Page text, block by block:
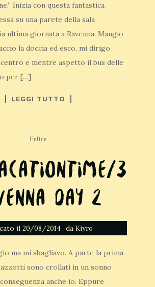
Inizia con questa fantastica
su una parete della sala
ultima giornata a Ravenna. Mangio
la doccia ed esco, mi dirigo
centro e mentre aspetto il bus delle
per […]
LEGGI TUTTO
Felice
3
Day 2
il 20/08/2014 da Kiyro
ma mi sbagliavo. A parte la prima
sono crollati in un sonno
anche io. Eppure